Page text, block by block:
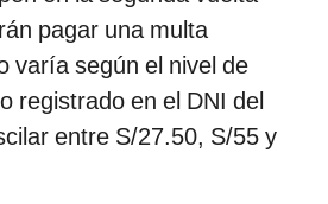
pagar una multa
varía según el nivel de
registrado en el DNI del
entre S/27.50, S/55 y